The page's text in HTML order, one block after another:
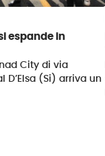
espande in
City di via
D’Elsa (Si) arriva un